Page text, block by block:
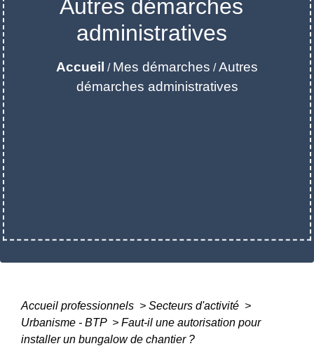
Autres démarches
administratives
Accueil / Mes démarches / Autres
démarches administratives
Accueil professionnels > Secteurs d'activité >
Urbanisme - BTP > Faut-il une autorisation pour
installer un bungalow de chantier ?